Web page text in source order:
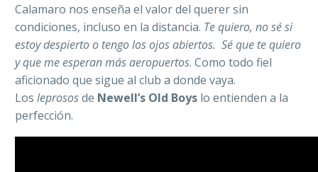
Calamaro nos enseña el valor del querer sin
condiciones, incluso en la distancia. Te quiero, no sé si
estoy despierto o tengo los ojos abiertos. Sé que te quiero
y que me esperan más aeropuertos. Como todo fiel
aficionado que sigue al club a donde vaya.
Los leprososde Newell’s Old Boys lo entienden a la
perfección.